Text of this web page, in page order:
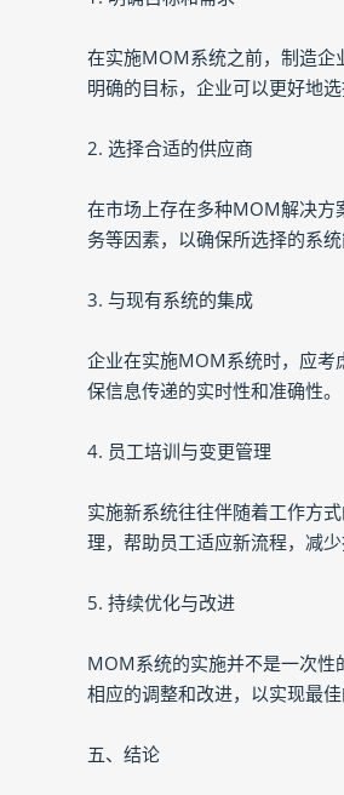
在实施MOM系统之前，制造企
明确的目标，企业可以更好地
2. 选择合适的供应商
在市场上存在多种MOM解决方
务等因素，以确保所选择的系统
3. 与现有系统的集成
企业在实施MOM系统时，应考
保信息传递的实时性和准确性。
4. 员工培训与变更管理
实施新系统往往伴随着工作方
理，帮助员工适应新流程，减少
5. 持续优化与改进
MOM系统的实施并不是一次性
相应的调整和改进，以实现最佳
五、结论